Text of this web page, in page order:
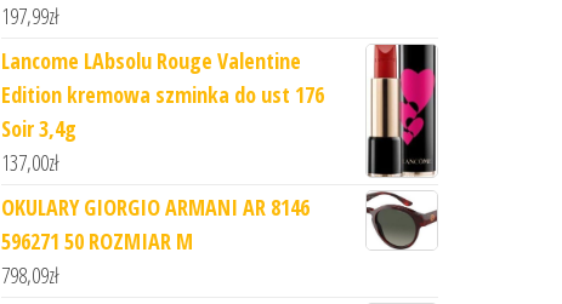
197,99zł
Lancome LAbsolu Rouge Valentine
Edition kremowa szminka do ust 176
Soir 3,4g
137,00zł
OKULARY GIORGIO ARMANI AR 8146
596271 50 ROZMIAR M
798,09zł